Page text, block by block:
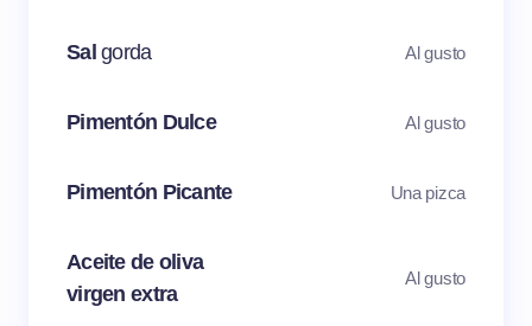
Salgorda Al gusto
Pimentón Dulce Al gusto
Pimentón Picante Una pizca
Aceite de oliva
virgen extra
Al gusto